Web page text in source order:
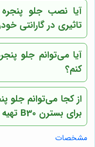
تاثیری در گارانتی
کنم؟
از کجا می‌توانم جلو
برای بسترن B30 تهیه کنم؟
مشخصات